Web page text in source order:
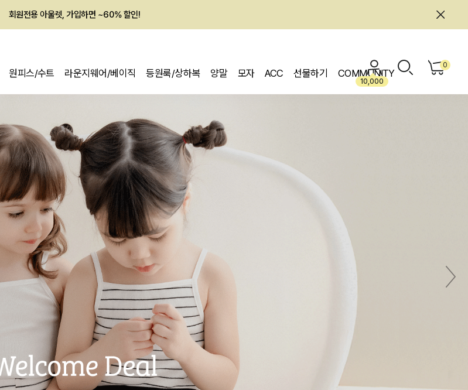
회원전용 아울렛, 가입하면 ~60% 할인!
원피스/수트 라운지웨어/베이직 등원룩/상하복 양말 모자 ACC 선물하기 COMMUNITY
10,000
0